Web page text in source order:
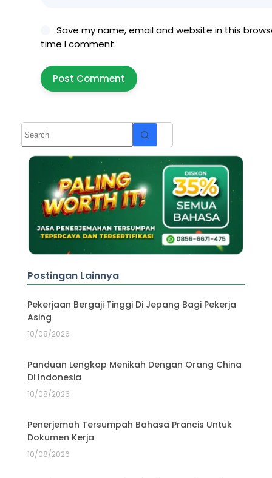
Save my name, email and website in this
time I comment.
Post Comment
Postingan Lainnya
Pekerjaan Bergaji Tinggi Di Jepang Bagi Pekerja
Asing
10/08/2026
Panduan Lengkap Menikah Dengan Orang China
Di Indonesia
10/08/2026
Penerjemah Tersumpah Bahasa Prancis Untuk
Dokumen Kerja
10/08/2026